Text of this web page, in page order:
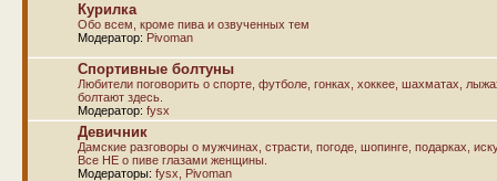
Курилка
Обо всем, кроме пива и озвученных тем
Модератор: Pivoman
Спортивные болтуны
Любители поговорить о спорте, футболе, гонках, хоккее, шахматах,
болтают здесь.
Модератор: fysx
Девичник
Дамские разговоры о мужчинах, страсти, погоде, шопинге, подарках,
Все НЕ о пиве глазами женщины.
Модераторы: fysx Pivoman